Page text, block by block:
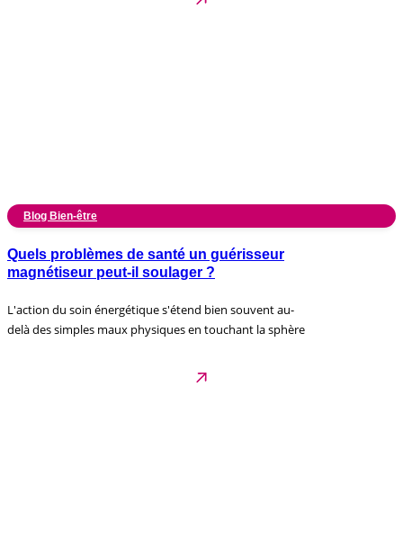
Blog Bien-être
Quels problèmes de santé un guérisseur
magnétiseur peut-il soulager ?
L'action du soin énergétique s'étend bien souvent au-
delà des simples maux physiques en touchant la sphère